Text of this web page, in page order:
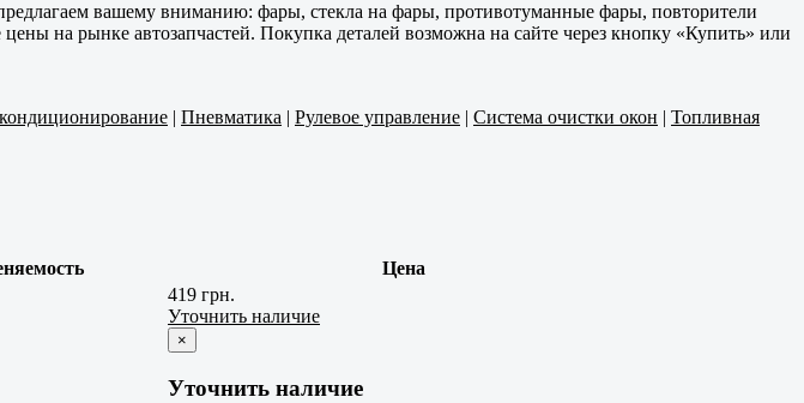
вашему вниманию: фары, стекла на фары, противотуманные фары, повторители
на рынке автозапчастей. Покупка деталей возможна на сайте через кнопку «Купить» или
| Пневматика | Рулевое управление | Система очистки окон | Топливная
Цена
419 грн.
Уточнить наличие
×
Уточнить наличие